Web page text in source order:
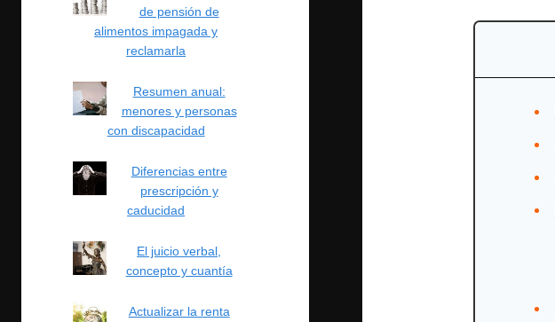
de pensión de
alimentos impagada y
reclamarla
Resumen anual:
menores y personas
con discapacidad
Diferencias entre
prescripción y
caducidad
El juicio verbal,
concepto y cuantía
Actualizar la renta